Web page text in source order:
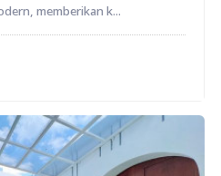
memberikan k...